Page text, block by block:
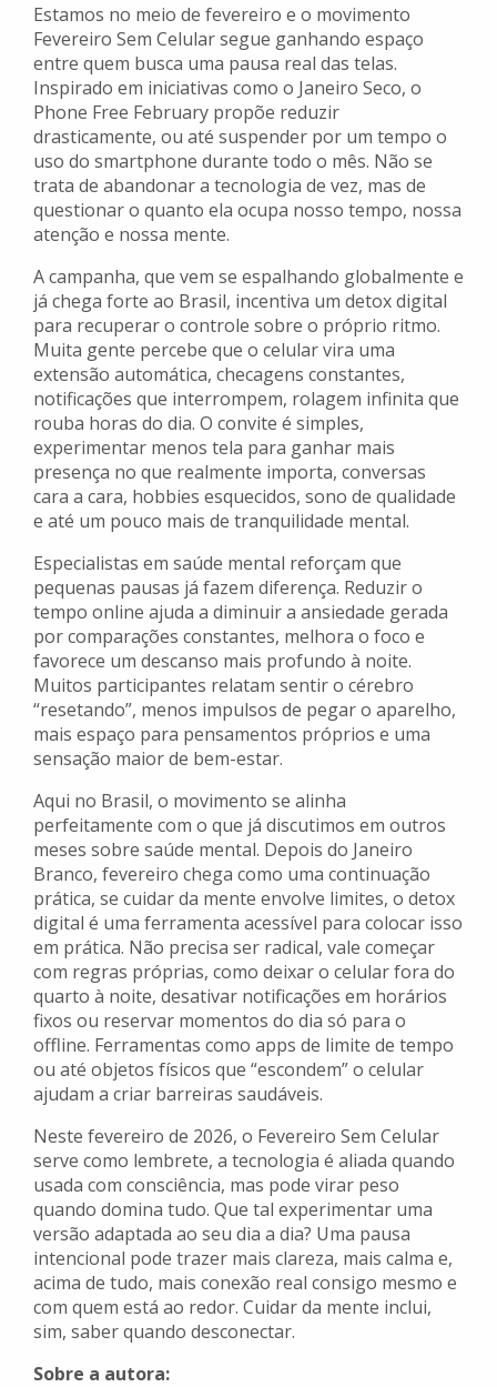
Estamos no meio de fevereiro e o movimento
Fevereiro Sem Celular segue ganhando espaço
entre quem busca uma pausa real das telas.
Inspirado em iniciativas como o Janeiro Seco, o
Phone Free February propõe reduzir
drasticamente, ou até suspender por um tempo o
uso do smartphone durante todo o mês. Não se
trata de abandonar a tecnologia de vez, mas de
questionar o quanto ela ocupa nosso tempo, nossa
atenção e nossa mente.
A campanha, que vem se espalhando globalmente e
já chega forte ao Brasil, incentiva um detox digital
para recuperar o controle sobre o próprio ritmo.
Muita gente percebe que o celular vira uma
extensão automática, checagens constantes,
notificações que interrompem, rolagem infinita que
rouba horas do dia. O convite é simples,
experimentar menos tela para ganhar mais
presença no que realmente importa, conversas
cara a cara, hobbies esquecidos, sono de qualidade
e até um pouco mais de tranquilidade mental.
Especialistas em saúde mental reforçam que
pequenas pausas já fazem diferença. Reduzir o
tempo online ajuda a diminuir a ansiedade gerada
por comparações constantes, melhora o foco e
favorece um descanso mais profundo à noite.
Muitos participantes relatam sentir o cérebro
“resetando”, menos impulsos de pegar o aparelho,
mais espaço para pensamentos próprios e uma
sensação maior de bem-estar.
Aqui no Brasil, o movimento se alinha
perfeitamente com o que já discutimos em outros
meses sobre saúde mental. Depois do Janeiro
Branco, fevereiro chega como uma continuação
prática, se cuidar da mente envolve limites, o detox
digital é uma ferramenta acessível para colocar isso
em prática. Não precisa ser radical, vale começar
com regras próprias, como deixar o celular fora do
quarto à noite, desativar notificações em horários
fixos ou reservar momentos do dia só para o
offline. Ferramentas como apps de limite de tempo
ou até objetos físicos que “escondem” o celular
ajudam a criar barreiras saudáveis.
Neste fevereiro de 2026, o Fevereiro Sem Celular
serve como lembrete, a tecnologia é aliada quando
usada com consciência, mas pode virar peso
quando domina tudo. Que tal experimentar uma
versão adaptada ao seu dia a dia? Uma pausa
intencional pode trazer mais clareza, mais calma e,
acima de tudo, mais conexão real consigo mesmo e
com quem está ao redor. Cuidar da mente inclui,
sim, saber quando desconectar.
Sobre a autora: